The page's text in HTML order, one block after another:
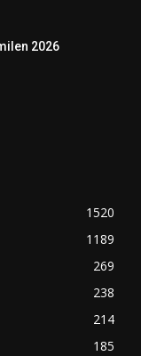
2026
1520
1189
269
238
214
185